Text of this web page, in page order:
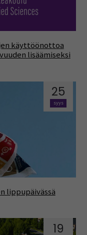
käyttöönottoa
lisäämiseksi
25
syys
lippupäivässä
19